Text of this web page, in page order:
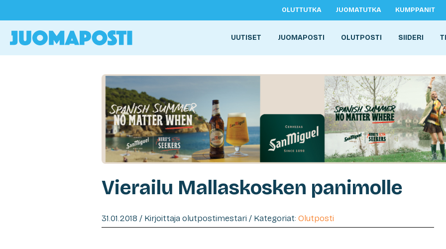
OLUTTUTKA JUOMATUTKA KUMPPANIT
UUTISET JUOMAPOSTI OLUTPOSTI SIIDERI
Vierailu Mallaskosken panimolle
31.01.2018 / Kirjoittaja olutpostimestari / Kategoriat: Olutposti